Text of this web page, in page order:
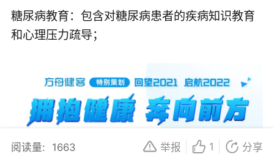
糖尿病教育：包含对糖尿病患者的疾病知识教育
和心理压力疏导；
阅读量: 1663 举报 1 分享